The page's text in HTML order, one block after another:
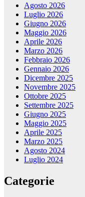
Agosto 2026
Luglio 2026
Giugno 2026
Maggio 2026
Aprile 2026
Marzo 2026
Febbraio 2026
Gennaio 2026
Dicembre 2025
Novembre 2025
Ottobre 2025
Settembre 2025
Giugno 2025
Maggio 2025
Aprile 2025
Marzo 2025
Agosto 2024
Luglio 2024
Categorie